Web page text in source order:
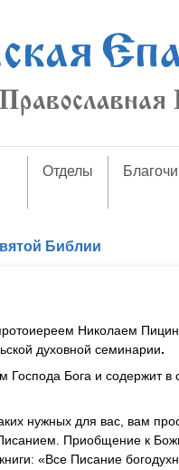
Отделы
Библии
Николаем
духовной семинарии.
Бога и содержит в
нужных для вас, вам
Приобщение к
«Все Писание